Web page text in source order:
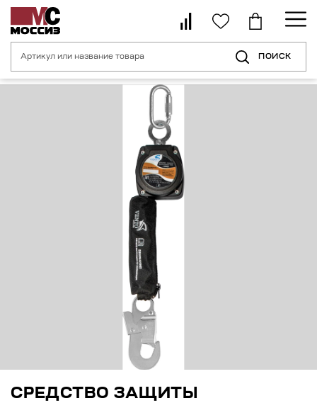
ПОИСК
Главная страница Средства индивидуальной защиты от
СРЕДСТВО ЗАЩИТЫ